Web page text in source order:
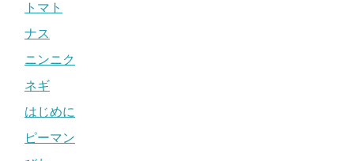
トマト
ナス
ニンニク
ネギ
はじめに
ピーマン